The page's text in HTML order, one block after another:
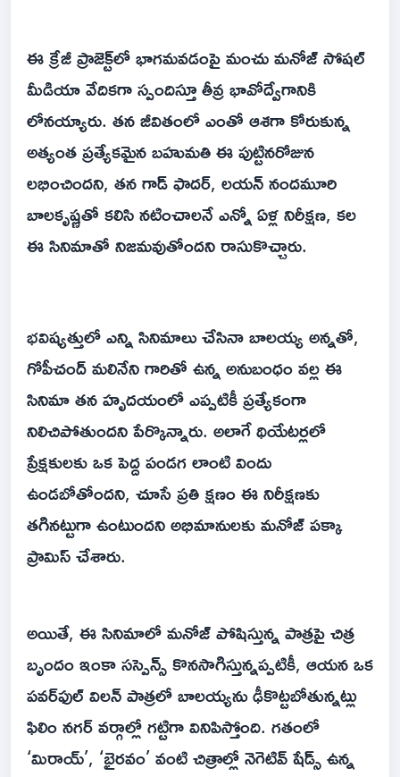
ఈ క్రేజీ ప్రాజెక్ట్‌లో భాగమవడంపై మంచు మనోజ్ సోషల్
మీడియా వేదికగా స్పందిస్తూ తీవ్ర భావోద్వేగానికి
లోనయ్యారు. తన జీవితంలో ఎంతో ఆశగా కోరుకున్న
అత్యంత ప్రత్యేకమైన బహుమతి ఈ పుట్టినరోజున
లభించిందని, తన గాడ్ ఫాదర్, లయన్ నందమూరి
బాలకృష్ణతో కలిసి నటించాలనే ఎన్నో ఏళ్ల నిరీక్షణ, కల
ఈ సినిమాతో నిజమవుతోందని రాసుకొచ్చారు.
భవిష్యత్తులో ఎన్ని సినిమాలు చేసినా బాలయ్య అన్నతో,
గోపీచంద్ మలినేని గారితో ఉన్న అనుబంధం వల్ల ఈ
సినిమా తన హృదయంలో ఎప్పటికీ ప్రత్యేకంగా
నిలిచిపోతుందని పేర్కొన్నారు. అలాగే థియేటర్లలో
ప్రేక్షకులకు ఒక పెద్ద పండగ లాంటి విందు
ఉండబోతోందని, చూసే ప్రతి క్షణం ఈ నిరీక్షణకు
తగినట్టుగా ఉంటుందని అభిమానులకు మనోజ్ పక్కా
ప్రామిస్ చేశారు.
అయితే, ఈ సినిమాలో మనోజ్ పోషిస్తున్న పాత్రపై చిత్ర
బృందం ఇంకా సస్పెన్స్ కొనసాగిస్తున్నప్పటికీ, ఆయన ఒక
పవర్‌ఫుల్ విలన్ పాత్రలో బాలయ్యను ఢీకొట్టబోతున్నట్లు
ఫిలిం నగర్ వర్గాల్లో గట్టిగా వినిపిస్తోంది. గతంలో
‘మిరాయ్’, ‘భైరవం’ వంటి చిత్రాల్లో నెగెటివ్ షేడ్స్ ఉన్న